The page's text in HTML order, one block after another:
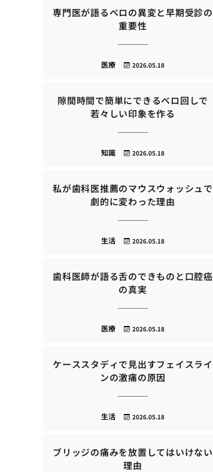
専門医が語るベロの異変と早期受診の
重要性
2026.05.18
医療
隙間時間で簡単にできるベロ回しで
若々しい印象を作る
2026.05.18
知識
私が歯科医推薦のマウスウォッシュで
劇的に変わった理由
2026.05.18
生活
歯科医師が語る舌のできものと口腔癌
の真実
2026.05.18
医療
ケーススタディで見出すフェイスライ
ンの激痛の原因
2026.05.18
生活
ブリッジの痛みを放置してはいけない
理由